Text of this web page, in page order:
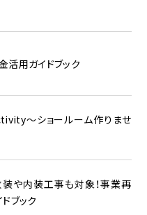
活用ガイドブック
～ショールーム作りませ
装や内装工事も対象！事業再
ブック